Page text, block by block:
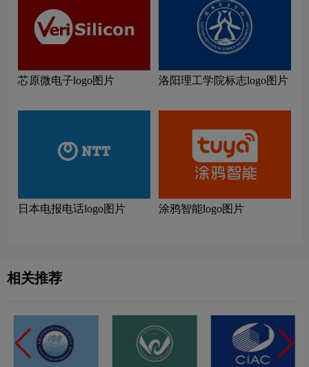
芯原微电子logo图片 洛阳理工学院标志logo图片
日本电报电话logo图片 涂鸦智能logo图片
相关推荐